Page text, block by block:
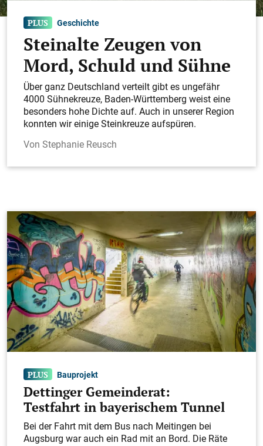
Geschichte
Steinalte Zeugen von
Mord, Schuld und Sühne
Über ganz Deutschland verteilt gibt es ungefähr
4000 Sühnekreuze, Baden-Württemberg weist eine
besonders hohe Dichte auf. Auch in unserer Region
konnten wir einige Steinkreuze aufspüren.
Stephanie Reusch
Bauprojekt
Dettinger Gemeinderat:
Testfahrt in bayerischem Tunnel
Bei der Fahrt mit dem Bus nach Meitingen bei
Augsburg war auch ein Rad mit an Bord. Die Räte